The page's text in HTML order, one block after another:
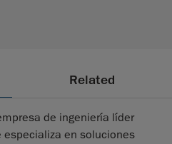
Related
de ingeniería líder
especializa en soluciones